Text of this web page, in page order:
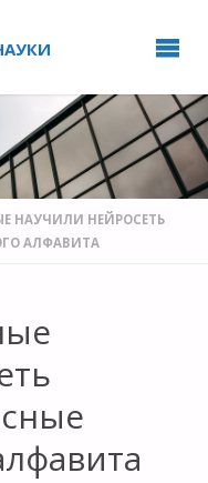
НАУЧИЛИ НЕЙРОСЕТЬ
АЛФАВИТА